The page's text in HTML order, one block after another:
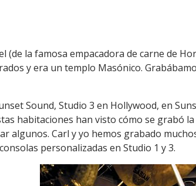
la famosa empacadora de carne de
y era un templo Masónico.
Sound, Studio 3 en Hollywood, en
habitaciones han visto cómo se grabó
algunos. Carl y yo hemos grabado
personalizadas en Studio 1 y 3.